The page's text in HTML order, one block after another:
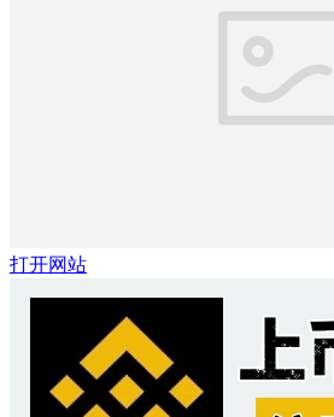
打开网站